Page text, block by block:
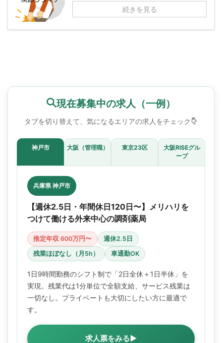
続きを見る
現在募集中の求人（一例）
タブを切り替えて、気になるエリアの求人をチェック
神戸市 大阪（管理職） 東京23区
大阪RISEグル
ープ
兵庫県 神戸市
【週休2.5日・年間休日120日〜】メリハリを
つけて働ける外来中心の調剤薬局
推定年収 600万円〜
週休2.5日
残業ほぼなし（月5h）
車通勤OK
1日9時間勤務のシフト制で「2日全休＋1日半休」を
実現。残業代は1分単位で全額支給、サービス残業は
一切なし。プライベートも大切にしたい方に最適で
す。
求人票をみる▶